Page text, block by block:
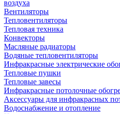
воздуха
Вентиляторы
Тепловентиляторы
Тепловая техника
Конвекторы
Масляные радиаторы
Водяные тепловентиляторы
Инфракрасные электрические
Тепловые пушки
Тепловые завесы
Инфракрасные потолочные
Аксессуары для инфракрасных
Водоснабжение и отопление